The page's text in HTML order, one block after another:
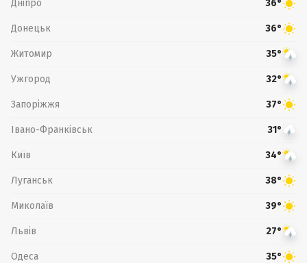
Дніпро 36°
Донецьк 36°
Житомир 35°
Ужгород 32°
Запоріжжя 37°
Івано-Франківськ 31°
Київ 34°
Луганськ 38°
Миколаїв 39°
Львів 27°
Одеса 35°